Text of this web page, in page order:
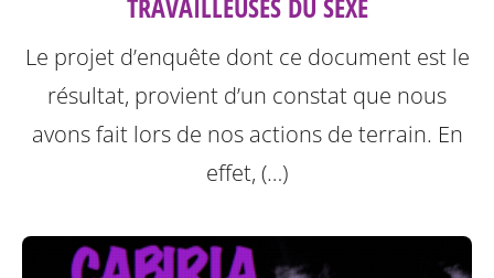
TRAVAILLEUSES DU SEXE
Le projet d’enquête dont ce document est le
résultat, provient d’un constat que nous
avons fait lors de nos actions de terrain. En
effet, (…)